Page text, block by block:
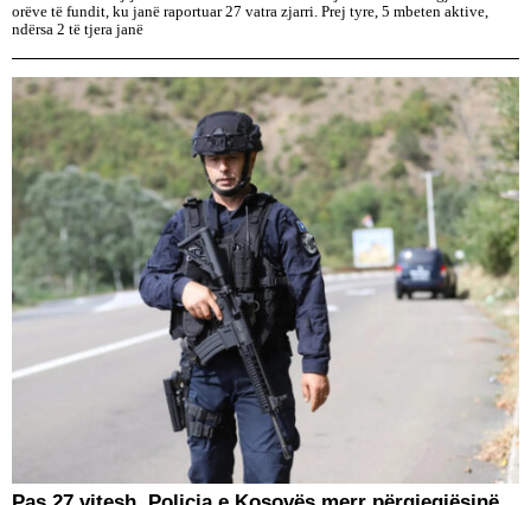
orëve të fundit, ku janë raportuar 27 vatra zjarri. Prej tyre, 5 mbeten aktive,
ndërsa 2 të tjera janë